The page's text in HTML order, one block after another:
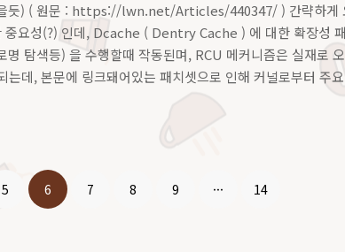
을듯) ( 원문 : https://lwn.net/Articles/440347/ ) 간략하게
중요성(?) 인데, Dcache ( Dentry Cache ) 에 대한 확장성
탐색등) 을 수행할때 작동된며, RCU 메커니즘은 실재로
, 본문에 링크돼어있는 패치셋으로 인해 커널로부터 주
5 6 7 8 9 ··· 14